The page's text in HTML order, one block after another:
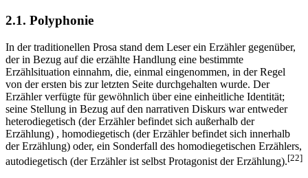
2.1. Polyphonie
In der traditionellen Prosa stand dem Leser ein Erzähler gegenüber,
der in Bezug auf die erzählte Handlung eine bestimmte
Erzählsituation einnahm, die, einmal eingenommen, in der Regel
von der ersten bis zur letzten Seite durchgehalten wurde. Der
Erzähler verfügte für gewöhnlich über eine einheitliche Identität;
seine Stellung in Bezug auf den narrativen Diskurs war entweder
heterodiegetisch (der Erzähler befindet sich außerhalb der
Erzählung) , homodiegetisch (der Erzähler befindet sich innerhalb
der Erzählung) oder, ein Sonderfall des homodiegetischen Erzählers,
autodiegetisch (der Erzähler ist selbst Protagonist der Erzählung).[22]